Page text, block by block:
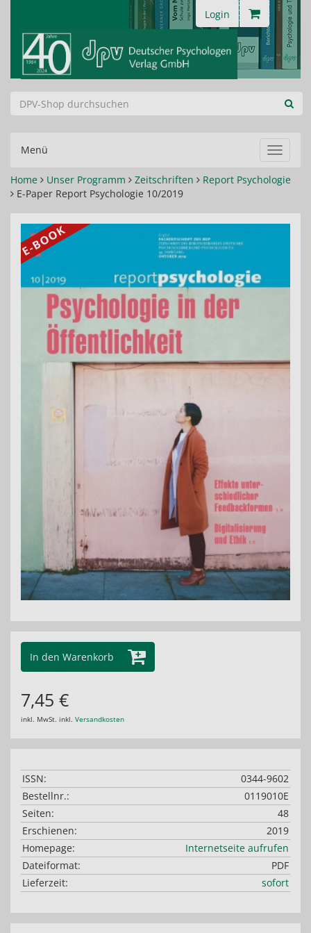
Login
Menü
ein-/
Home
Unser Programm Zeitschriften
Report Psychologie
E-Paper Report Psychologie 10/2019
In den Warenkorb
7,45 €
inkl. MwSt. inkl. Versandkosten
ISSN:
0344-9602
Bestellnr.:
0119010E
Seiten:
48
Erschienen:
2019
Homepage:
Internetseite aufrufen
Dateiformat:
PDF
Lieferzeit:
sofort